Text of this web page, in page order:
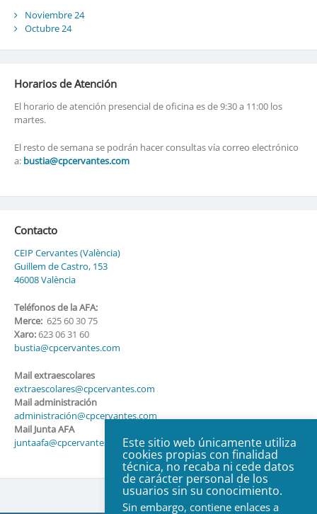
Noviembre 24
Octubre 24
Horarios de Atención
El horario de atención presencial de oficina es de 9:30 a 11:00 los
martes.
El resto de semana se podrán hacer consultas vía correo electrónico
a: bustia@cpcervantes.com
Contacto
CEIP Cervantes (València)
Guillem de Castro, 153
46008 València
Teléfonos de la AFA:
Merce:625 60 30 75
Xaro:623 06 31 60
bustia@cpcervantes.com
Mail extraescolares
extraescolares@cpcervantes.com
Mail administración
administración@cpcervantes.com
Mail Junta AFA
juntaafa@cpcervantes.comEste sitio web únicamente utiliza
cookies propias con finalidad
técnica, no recaba ni cede datos
de carácter personal de los
usuarios sin su conocimiento.
Sin embargo, contiene enlaces a